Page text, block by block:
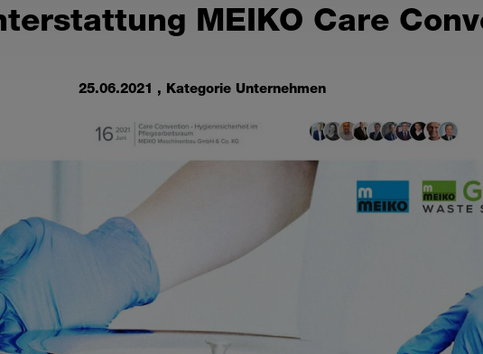
MEIKO Care
25.06.2021 , Kategorie Unternehmen